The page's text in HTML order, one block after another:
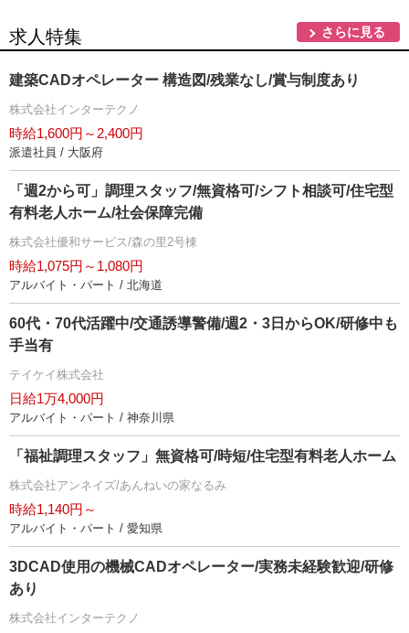
求人特集 さらに見る
建築CADオペレーター 構造図/残業なし/賞与制度あり
株式会社インターテクノ
時給1,600円～2,400円
派遣社員 / 大阪府
「週2から可」調理スタッフ/無資格可/シフト相談可/住宅型
有料老人ホーム/社会保障完備
株式会社優和サービス/森の里2号棟
時給1,075円～1,080円
アルバイト・パート / 北海道
60代・70代活躍中/交通誘導警備/週2・3日からOK/研修中も
手当有
テイケイ株式会社
日給1万4,000円
アルバイト・パート / 神奈川県
「福祉調理スタッフ」無資格可/時短/住宅型有料老人ホーム
株式会社アンネイズ/あんねいの家なるみ
時給1,140円～
アルバイト・パート / 愛知県
3DCAD使用の機械CADオペレーター/実務未経験歓迎/研修
あり
株式会社インターテクノ